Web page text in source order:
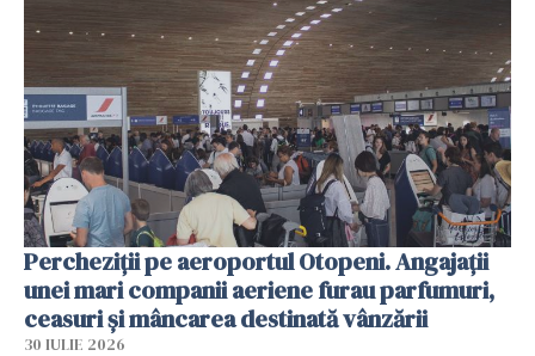
Percheziții pe aeroportul Otopeni. Angajații
unei mari companii aeriene furau parfumuri,
ceasuri și mâncarea destinată vânzării
30 IULIE 2026